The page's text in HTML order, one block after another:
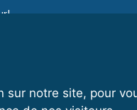
notre site, pour